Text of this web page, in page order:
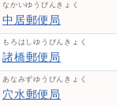
なかいゆうびんきょく
中居郵便局
もろはしゆうびんきょく
諸橋郵便局
あなみずゆうびんきょく
穴水郵便局